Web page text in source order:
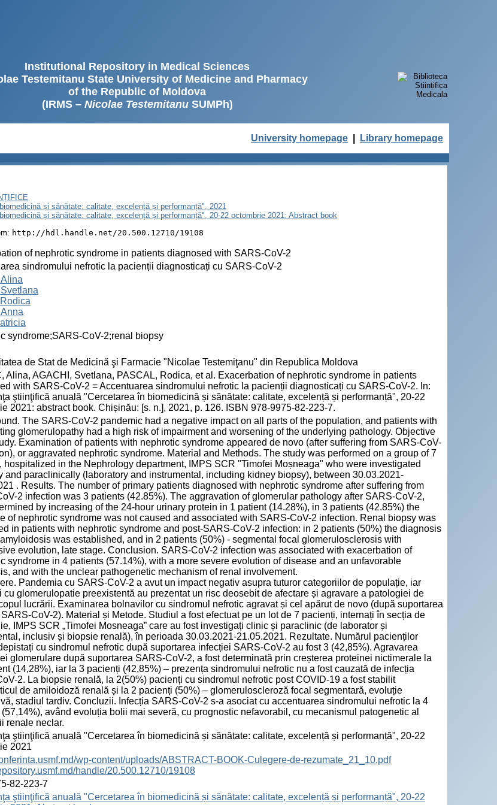
Institutional Repository in Medical Sciences
Testemitanu State University of Medicine and Pharmacy
of the Republic of Moldova
(IRMS – Nicolae TestemitanuSUMPh)
University homepage Library homepage
și sănătate: calitate, excelență și performanță", 2021
și sănătate: calitate, excelență și performanță", 20-22 octombrie 2021: Abstract book
http://hdl.handle.net/20.500.12710/19108
of nephrotic syndrome in patients diagnosed with SARS-CoV-2
sindromului nefrotic la pacienții diagnosticați cu SARS-CoV-2
syndrome;SARS-CoV-2;renal biopsy
de Stat de Medicină şi Farmacie "Nicolae Testemiţanu" din Republica Moldova
Alina, AGACHI, Svetlana, PASCAL, Rodica, et al. Exacerbation of nephrotic syndrome in patients
with SARS-CoV-2 = Accentuarea sindromului nefrotic la pacienții diagnosticați cu SARS-CoV-2. In:
ştiinţifică anuală "Cercetarea în biomedicină și sănătate: calitate, excelență și performanță", 20-22
2021: abstract book. Chișinău: [s. n.], 2021, p. 126. ISBN 978-9975-82-223-7.
The SARS-CoV-2 pandemic had a negative impact on all parts of the population, and patients with
glomerulopathy had a high risk of impairment and worsening of the underlying pathology. Objective
Examination of patients with nephrotic syndrome appeared de novo (after suffering from SARS-CoV-
or aggravated nephrotic syndrome. Material and Methods. The study was performed on a group of 7
hospitalized in the Nephrology department, IMPS SCR "Timofei Moșneaga" who were investigated
and paraclinically (laboratory and instrumental, including kidney biopsy), between 30.03.2021-
. Results. The number of primary patients diagnosed with nephrotic syndrome after suffering from
2 infection was 3 patients (42.85%). The aggravation of glomerular pathology after SARS-CoV-2,
by increasing of the 24-hour urinary protein in 1 patient (14.28%), in 3 patients (42.85%) the
of nephrotic syndrome was not caused and associated with SARS-CoV-2 infection. Renal biopsy was
in patients with nephrotic syndrome and post-SARS-CoV-2 infection: in 2 patients (50%) the diagnosis
was established, and in 2 patients (50%) - segmental focal glomerulosclerosis with
evolution, late stage. Conclusion. SARS-CoV-2 infection was associated with exacerbation of
syndrome in 4 patients (57.14%), with a more severe evolution of disease and an unfavorable
and with the unclear pathogenetic mechanism of renal involvement.
Pandemia cu SARS-CoV-2 a avut un impact negativ asupra tuturor categoriilor de populație, iar
cu glomerulopatie preexistentă au prezentat un risc deosebit de afectare și agravare a patologiei de
lucrării. Examinarea bolnavilor cu sindromul nefrotic agravat și cel apărut de novo (după suportarea
CoV-2). Material și Metode. Studiul a fost efectuat pe un lot de 7 pacienți, internați în secția de
IMPS SCR „Timofei Mosneaga” care au fost investigați clinic și paraclinic (de laborator și
inclusiv și biopsie renală), în perioada 30.03.2021-21.05.2021. Rezultate. Numărul pacienților
cu sindromul nefrotic după suportarea infecției SARS-CoV-2 au fost 3 (42,85%). Agravarea
glomerulare după suportarea SARS-CoV-2, a fost determinată prin creșterea proteinei nictimerale la
(14,28%), iar la 3 pacienți (42,85%) – prezența sindromului nefrotic nu a fost cauzată de infecția
2. La biopsie renală, la 2(50%) pacienți cu sindromul nefrotic post COVID-19 a fost stabilit
de amiloidoză renală și la 2 pacienți (50%) – glomeruloscleroză focal segmentară, evoluție
stadiul tardiv. Concluzii. Infecția SARS-CoV-2 s-a asociat cu accentuarea sindromului nefrotic la 4
având evoluția bolii mai severă, cu prognostic nefavorabil, cu mecanismul patogenetic al
renale neclar.
ştiinţifică anuală "Cercetarea în biomedicină și sănătate: calitate, excelență și performanță", 20-22
2021
wp-content/uploads/ABSTRACT-BOOK-Culegere-de-rezumate_21_10.pdf
handle/20.500.12710/19108
82-223-7
ştiinţifică anuală "Cercetarea în biomedicină și sănătate: calitate, excelență și performanță", 20-22